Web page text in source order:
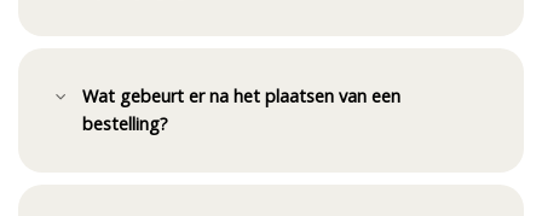
Wat gebeurt er na het plaatsen van een
bestelling?